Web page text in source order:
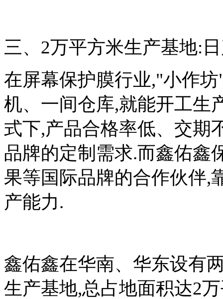
三、2万平方米生产基地:
在屏幕保护膜行业,"小作
机、一间仓库,就能开工生
式下,产品合格率低、交期
品牌的定制需求.而鑫佑鑫
果等国际品牌的合作伙伴,
产能力.
鑫佑鑫在华南、华东设有
生产基地,总占地面积达2